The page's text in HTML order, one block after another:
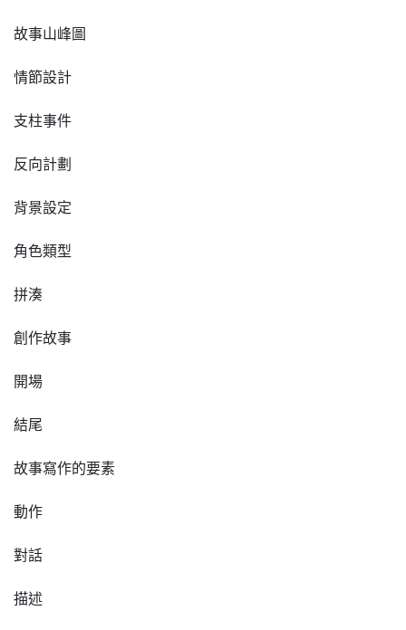
故事山峰圖
情節設計
支柱事件
反向計劃
背景設定
角色類型
拼湊
創作故事
開場
結尾
故事寫作的要素
動作
對話
描述